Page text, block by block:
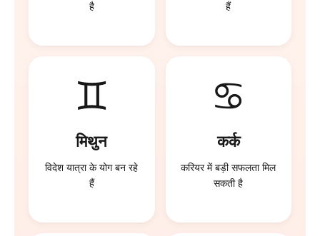
है
हैं
♊
मिथुन
विदेश यात्रा के योग बन रहे
हैं
♋
कर्क
करियर में बड़ी सफलता मिल
सकती है